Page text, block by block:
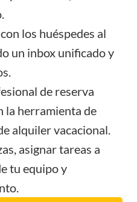
los huéspedes al
un inbox unificado y
.
de reserva
la herramienta de
alquiler vacacional.
, asignar tareas a
tu equipo y